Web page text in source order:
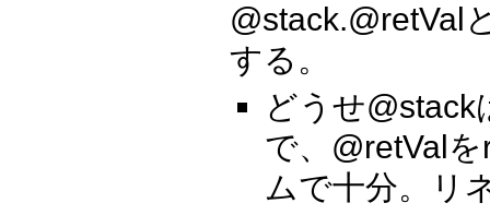
@stack.@retVal
する。
どうせ
で、@retVal
ムで十分。リ